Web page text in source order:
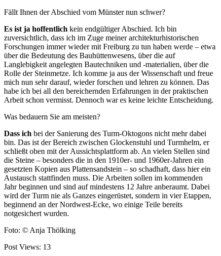
Fällt Ihnen der Abschied vom Münster nun schwer?
Es ist ja hoffentlich kein endgültigerAbschied. Ich bin
zuversichtlich, dass ich im Zuge meiner architektur­historischen
Forschungen immer wieder mit Freiburg zu tun haben werde – etwa
über die Bedeutung des Bauhüttenwesens, über die auf
Langlebigkeit angelegten Bautechniken und -materialien, über die
Rolle der Steinmetze. Ich komme ja aus der Wissenschaft und freue
mich nun sehr darauf, wiederforschen und lehren zu können. Das
habe ich bei all den bereichernden Erfahrungen in der praktischen
Arbeit schon vermisst. Dennoch war es keine leichte Entscheidung.
Was bedauern Sie am meisten?
Dass ich bei der Sanierung des Turm-Oktogons nicht mehr dabei
bin. Das ist der Bereich zwischen Glockenstuhl und Turmhelm, er
schließt oben mit der Aussichtsplattform ab. An vielen Stellen sind
die Steine – besonders die in den 1910er- und 1960er-Jahren ein­
gesetzten Kopien aus Plattensandstein – so schadhaft, dass hier ein
Austausch stattfinden muss. Die Arbeiten sollen im kommenden
Jahr beginnen und sind auf mindestens 12 Jahre anberaumt. Dabei
wird der Turm nie als Ganzes eingerüstet, sondern in vier Etappen,
beginnend an der Nordwest-Ecke, wo einige Teile bereits
notgesichert wurden.
Foto: © Anja Thölking
Post Views: 13